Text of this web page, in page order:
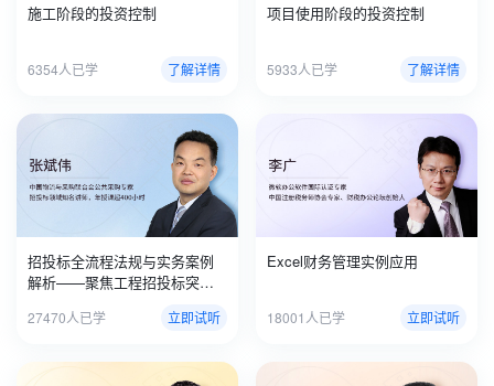
施工阶段的投资控制
6354人已学 了解详情
项目使用阶段的投资控制
5933人已学 了解详情
招投标全流程法规与实务案例
解析——聚焦工程招投标突出
27470人已学 立即试听
Excel财务管理实例应用
18001人已学 立即试听